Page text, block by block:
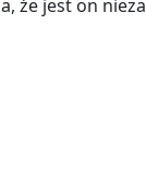
że jest on